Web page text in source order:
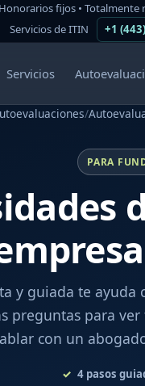
fijos • Totalmente
Servicios de ITIN +1
Servicios
/
PARA
y guiada te ayuda
preguntas para
con un
4 pasos